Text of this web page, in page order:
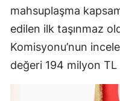
mahsuplaşma
edilen ilk taşınmaz
Komisyonu’nun
değeri 194 milyon